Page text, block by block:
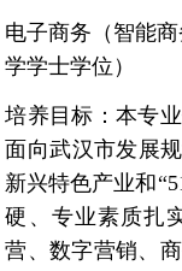
电子商务（智能
学学士学位 ）
培养目标：本专
面向武汉市发展
新兴特色产业和
硬、专业素质扎
营、数字营销、